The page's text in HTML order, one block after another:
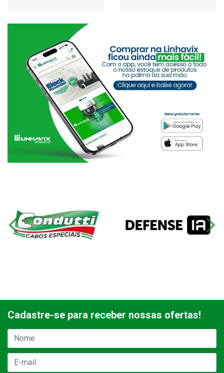
Cadastre-se para receber nossas ofertas!